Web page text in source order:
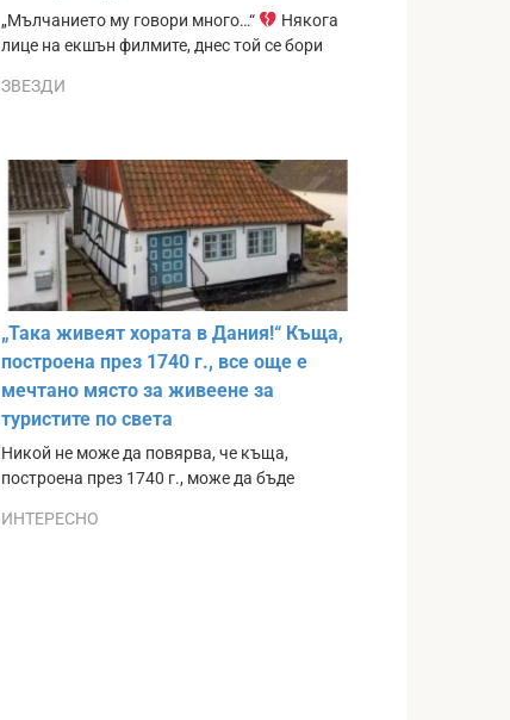
„Мълчанието му говори много…“
Някога
лице на екшън филмите, днес той се бори
ЗВЕЗДИ
„Така живеят хората в Дания!“ Къща,
построена през 1740 г., все още е
мечтано място за живеене за
туристите по света
Никой не може да повярва, че къща,
построена през 1740 г., може да бъде
ИНТЕРЕСНО